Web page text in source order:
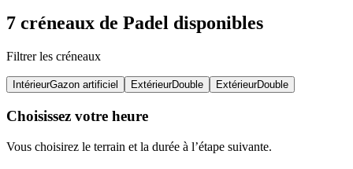
7 créneaux de Padel disponibles
Filtrer les créneaux
IntérieurGazon artificiel ExtérieurDouble ExtérieurDouble
Choisissez votre heure
Vous choisirez le terrain et la durée à l’étape suivante.